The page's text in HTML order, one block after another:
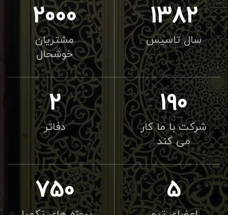
1382
سال تاسیس
2000
مشتریان
خوشحال
190
شرکت با ما کار
می کند
2
دفاتر
5
750